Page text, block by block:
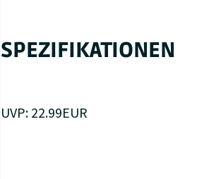
SPEZIFIKATIONEN
UVP: 22.99EUR